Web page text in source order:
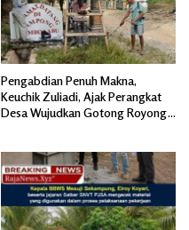
Pengabdian Penuh Makna,
Keuchik Zuliadi, Ajak Perangkat
Desa Wujudkan Gotong Royong,